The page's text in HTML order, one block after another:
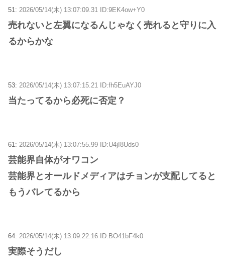
51: 2026/05/14(木) 13:07:09.31 ID:9EK4ow+Y0
売れないと左翼になるんじゃなく売れると守りに入
るからかな
53: 2026/05/14(木) 13:07:15.21 ID:fh5EuAYJ0
当たってるから必死に否定？
61: 2026/05/14(木) 13:07:55.99 ID:U4jI8Uds0
芸能界自体がオワコン
芸能界とオールドメディアはチョンが支配してると
もうバレてるから
64: 2026/05/14(木) 13:09:22.16 ID:BO41bF4k0
実際そうだし